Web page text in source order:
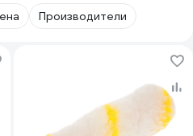
Производители